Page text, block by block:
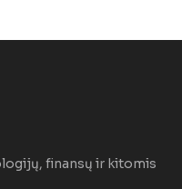
finansų ir kitomis